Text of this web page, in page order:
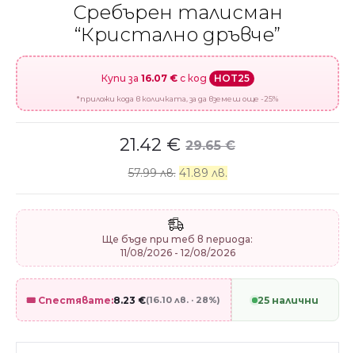
Сребърен талисман
“Кристално дръвче”
Купи за 16.07 €с код HOT25
*приложи кода в количката, за да вземеш още -25%
29.65€
21.42 €
57.99 лв. 41.89 лв.
Ще бъде при теб в периода:
11/08/2026 - 12/08/2026
🎟️ Спестявате:8.23€(16.10 лв. · 28%) 25 налични